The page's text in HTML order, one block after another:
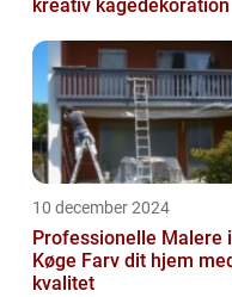
kreativ kagedekoration
10 december 2024
Professionelle Malere i
Køge Farv dit hjem med
kvalitet